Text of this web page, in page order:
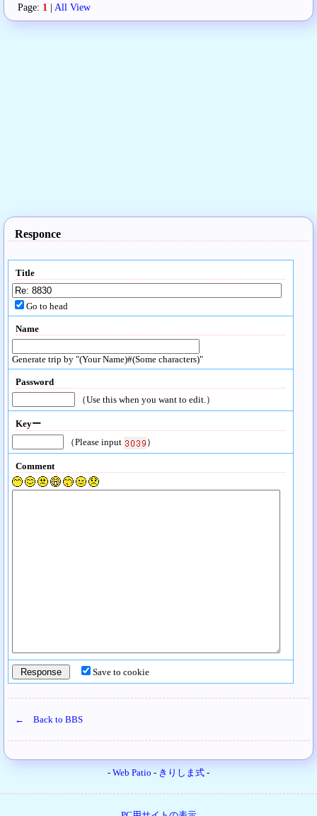
Page: 1 | All View
Responce
Title
Go to head
Name
Generate trip by "(Your Name)#(Some characters)"
Password
（Use this when you want to edit.）
Keyー
（Please input
）
Comment
Save to cookie
← Back to BBS
- Web Patio - きりしま式 -